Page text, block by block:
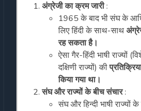
अंग्रेजी का क्रम जारी:
1965 के बाद भी संघ के
लिए हिंदी के साथ-साथ
रह सकता है।
ऐसा गैर-हिंदी भाषी राज्यों
दक्षिणी राज्यों) की
किया गया था।
संघ और राज्यों के बीच संचार:
संघ और हिन्दी भाषी राज्यों